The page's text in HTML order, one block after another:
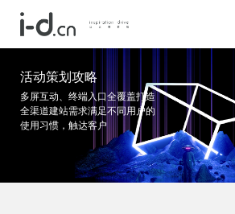
活动策划攻略
多屏互动、终端入口全覆盖打造
全渠道建站需求满足不同用户的
使用习惯，触达客户